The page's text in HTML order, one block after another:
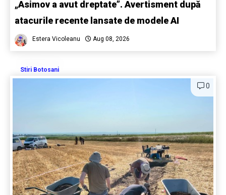
„Asimov a avut dreptate”. Avertisment după
atacurile recente lansate de modele AI
Estera Vicoleanu Aug 08, 2026
Stiri Botosani
0